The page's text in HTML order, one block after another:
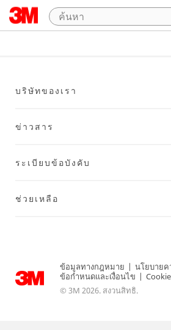
บริษัทของเรา
ข่าวสาร
ระเบียบข้อบังคับ
ช่วยเหลือ
ข้อมูลทางกฎหมาย | นโยบายค
ข้อกำหนดและเงื่อนไข |
© 3M 2026. สงวนสิทธิ.